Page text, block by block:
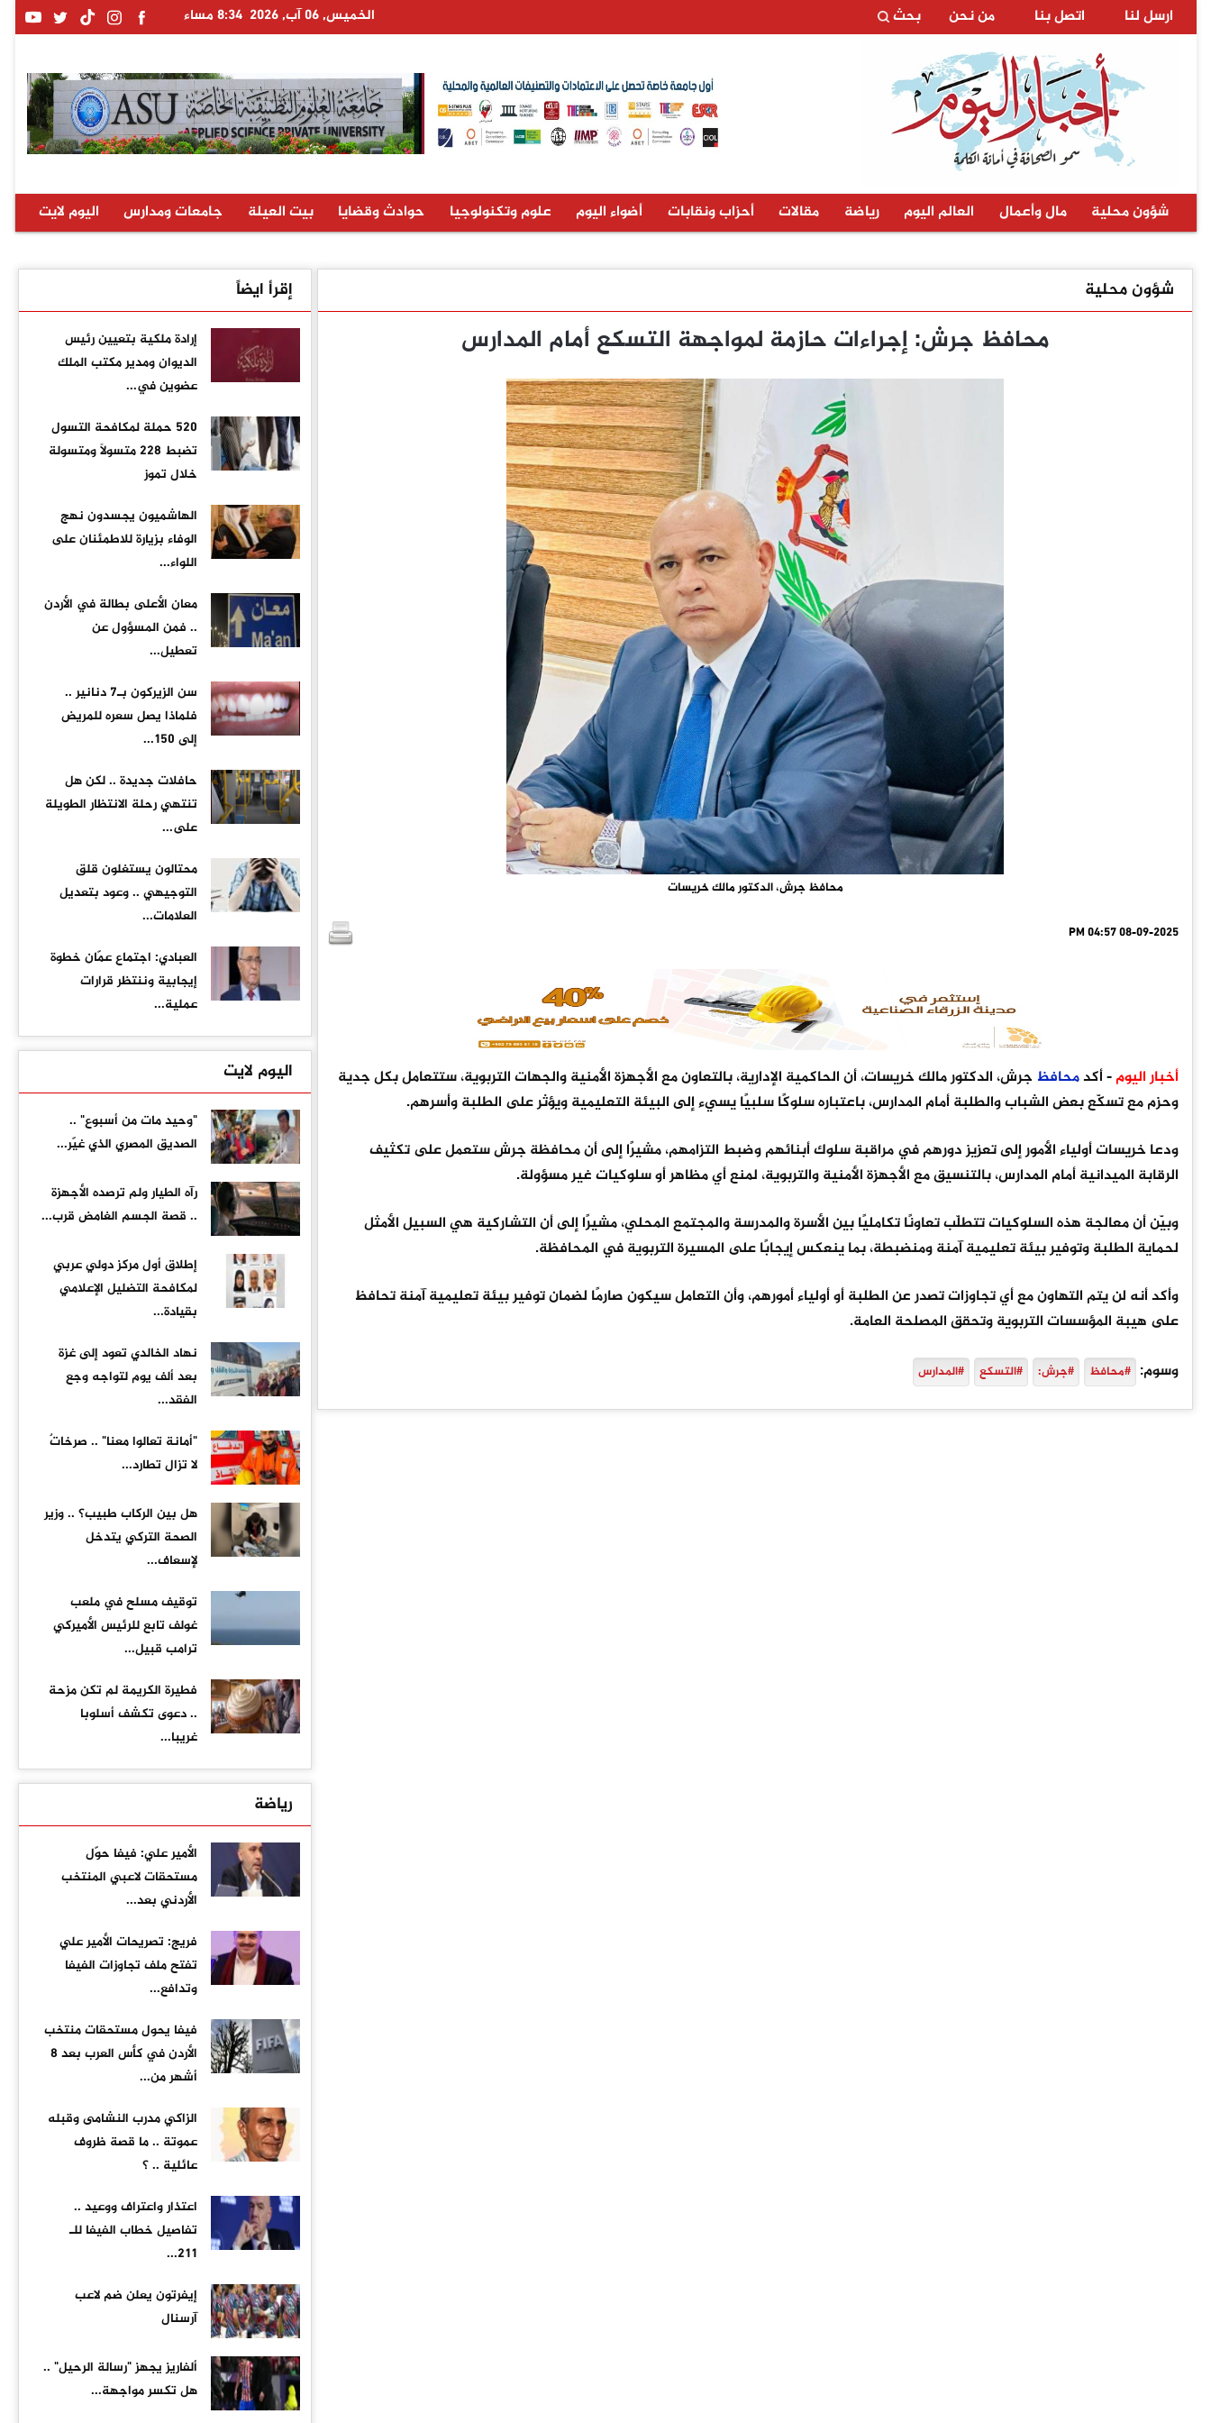
ارسل لنا اتصل بنا من نحن بحث الخميس, 06 آب, 2026 8:34 مساء
شؤون محلية مال وأعمال العالم اليوم رياضة مقالات أحزاب ونقابات أضواء اليوم علوم وتكنولوجيا حوادث وقضايا بيت العيلة جامعات ومدارس اليوم لايت
شؤون محلية
محافظ جرش: إجراءات حازمة لمواجهة التسكع أمام المدارس
محافظ جرش، الدكتور مالك خريسات
08-09-2025 04:57 PM
أخبار اليوم- أكدمحافظ جرش، الدكتور مالك خريسات، أن الحاكمية الإدارية، بالتعاون مع الأجهزة الأمنية والجهات التربوية، ستتعامل بكل جدية
وحزم مع تسكّع بعض الشباب والطلبة أمام المدارس، باعتباره سلوكًا سلبيًا يسيء إلى البيئة التعليمية ويؤثر على الطلبة وأسرهم.
ودعا خريسات أولياء الأمور إلى تعزيز دورهم في مراقبة سلوك أبنائهم وضبط التزامهم، مشيرًا إلى أن محافظة جرش ستعمل على تكثيف
الرقابة الميدانية أمام المدارس، بالتنسيق مع الأجهزة الأمنية والتربوية، لمنع أي مظاهر أو سلوكيات غير مسؤولة.
وبيّن أن معالجة هذه السلوكيات تتطلّب تعاونًا تكامليًا بين الأسرة والمدرسة والمجتمع المحلي، مشيرًا إلى أن التشاركية هي السبيل الأمثل
لحماية الطلبة وتوفير بيئة تعليمية آمنة ومنضبطة، بما ينعكس إيجابًا على المسيرة التربوية في المحافظة.
وأكد أنه لن يتم التهاون مع أي تجاوزات تصدر عن الطلبة أو أولياء أمورهم، وأن التعامل سيكون صارمًا لضمان توفير بيئة تعليمية آمنة تحافظ
على هيبة المؤسسات التربوية وتحقق المصلحة العامة.
وسوم: #محافظ #جرش: #التسكع #المدارس
إقرأ ايضاً
إرادة ملكية بتعيين رئيس
الديوان ومدير مكتب الملك
عضوين في...
520 حملة لمكافحة التسول
تضبط 228 متسولًا ومتسولة
خلال تموز
الهاشميون يجسدون نهج
الوفاء بزيارة للاطمئنان على
اللواء...
معان الأعلى بطالة في الأردن
.. فمن المسؤول عن
تعطيل...
سن الزيركون بـ7 دنانير ..
فلماذا يصل سعره للمريض
إلى 150...
حافلات جديدة .. لكن هل
تنتهي رحلة الانتظار الطويلة
على...
محتالون يستغلون قلق
التوجيهي .. وعود بتعديل
العلامات...
العبادي: اجتماع عمّان خطوة
إيجابية وننتظر قرارات
عملية...
اليوم لايت
"وحيد مات من أسبوع" ..
الصديق المصري الذي غيّر...
رآه الطيار ولم ترصده الأجهزة
.. قصة الجسم الغامض قرب...
إطلاق أول مركز دولي عربي
لمكافحة التضليل الإعلامي
بقيادة...
نهاد الخالدي تعود إلى غزة
بعد ألف يوم لتواجه وجع
الفقد...
"أمانة تعالوا معنا" .. صرخاتٌ
لا تزال تطارد...
هل بين الركاب طبيب؟ .. وزير
الصحة التركي يتدخل
لإسعاف...
توقيف مسلح في ملعب
غولف تابع للرئيس الأميركي
ترامب قبيل...
فطيرة الكريمة لم تكن مزحة
.. دعوى تكشف أسلوبا
غريبا...
رياضة
الأمير علي: فيفا حوّل
مستحقات لاعبي المنتخب
الأردني بعد...
فريج: تصريحات الأمير علي
تفتح ملف تجاوزات الفيفا
وتدافع...
فيفا يحول مستحقات منتخب
الأردن في كأس العرب بعد 8
أشهر من...
الزاكي مدرب النشامى وقبله
عموتة .. ما قصة ظروف
عائلية .. ؟
اعتذار واعتراف ووعيد ..
تفاصيل خطاب الفيفا للـ
211...
إيفرتون يعلن ضم لاعب
آرسنال
ألفاريز يجهز "رسالة الرحيل" ..
هل تكسر مواجهة...